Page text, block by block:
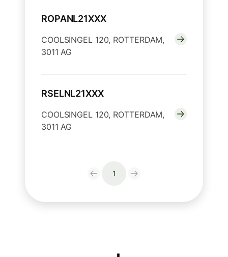
ROPANL21XXX
COOLSINGEL 120, ROTTERDAM,
3011 AG
RSELNL21XXX
COOLSINGEL 120, ROTTERDAM,
3011 AG
1